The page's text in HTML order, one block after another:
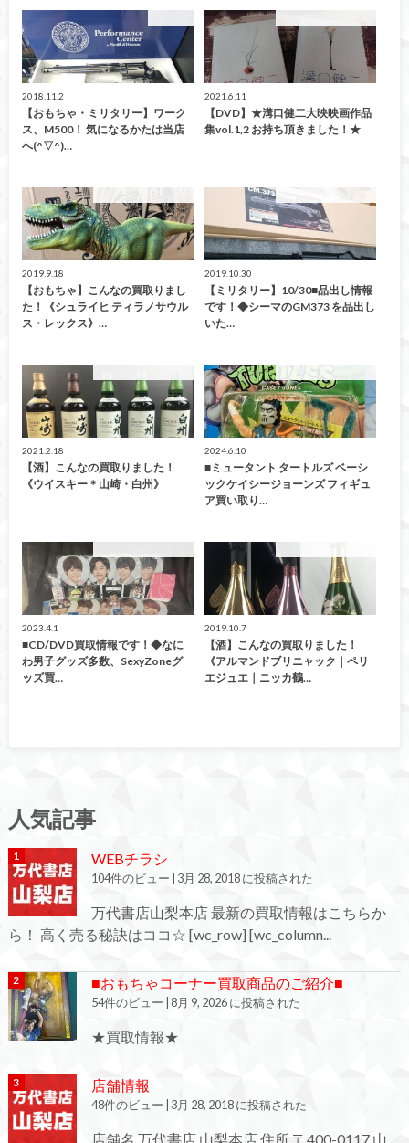
2018.11.2
【おもちゃ・ミリタリー】ワーク
ス、M500！ 気になるかたは当店
へ(^▽^)…
2021.6.11
【DVD】★溝口健二大映映画作品
集vol.1,2 お持ち頂きました！★
2019.9.18
【おもちゃ】こんなの買取りまし
た！《シュライヒ ティラノサウル
ス・レックス》…
2019.10.30
【ミリタリー】10/30■品出し情報
です！◆シーマのGM373 を品出し
いた…
2021.2.18
【酒】こんなの買取りました！
《ウイスキー＊山崎・白州》
2024.6.10
■ミュータント タートルズ ベーシ
ックケイシージョーンズ フィギュ
ア買い取り…
2023.4.1
■CD/DVD買取情報です！◆なに
わ男子グッズ多数、SexyZoneグ
ッズ買…
2019.10.7
【酒】こんなの買取りました！
《アルマンドブリニャック｜ペリ
エジュエ｜ニッカ鶴…
人気記事
WEBチラシ
104件のビュー 3月 28, 2018 に投稿された
万代書店山梨本店 最新の買取情報はこちらか
ら！ 高く売る秘訣はココ☆ [wc_row] [wc_column...
■おもちゃコーナー買取商品のご紹介■
54件のビュー 8月 9, 2026 に投稿された
★買取情報★
店舗情報
48件のビュー 3月 28, 2018 に投稿された
店舗名 万代書店 山梨本店 住所 〒400-0117 山